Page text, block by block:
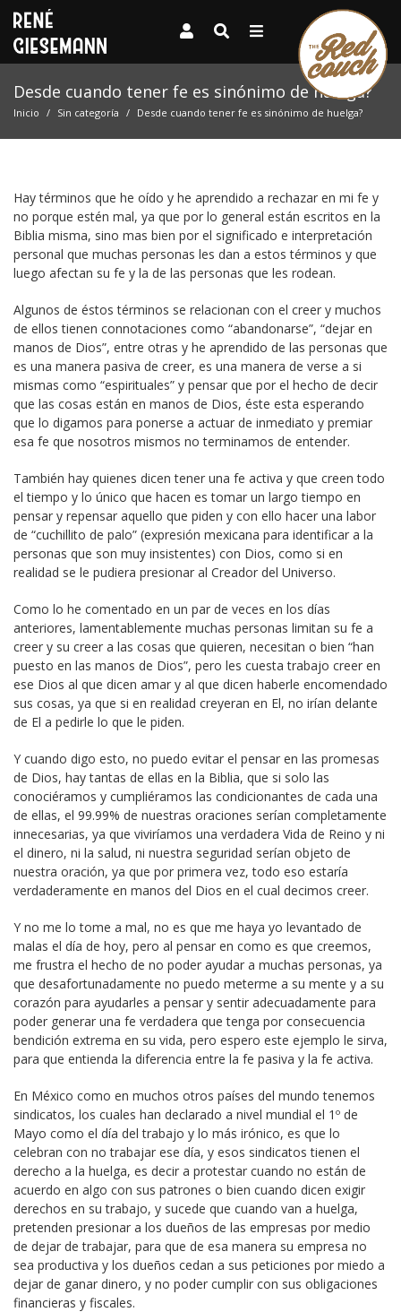
Desde cuando tener fe es sinónimo de huelga?
Inicio Sin categoría Desde cuando tener fe es sinónimo de huelga?
Hay términos que he oído y he aprendido a rechazar en mi fe y
no porque estén mal, ya que por lo general están escritos en la
Biblia misma, sino mas bien por el significado e interpretación
personal que muchas personas les dan a estos términos y que
luego afectan su fe y la de las personas que les rodean.
Algunos de éstos términos se relacionan con el creer y muchos
de ellos tienen connotaciones como “abandonarse”, “dejar en
manos de Dios”, entre otras y he aprendido de las personas que
es una manera pasiva de creer, es una manera de verse a si
mismas como “espirituales” y pensar que por el hecho de decir
que las cosas están en manos de Dios, éste esta esperando
que lo digamos para ponerse a actuar de inmediato y premiar
esa fe que nosotros mismos no terminamos de entender.
También hay quienes dicen tener una fe activa y que creen todo
el tiempo y lo único que hacen es tomar un largo tiempo en
pensar y repensar aquello que piden y con ello hacer una labor
de “cuchillito de palo” (expresión mexicana para identificar a la
personas que son muy insistentes) con Dios, como si en
realidad se le pudiera presionar al Creador del Universo.
Como lo he comentado en un par de veces en los días
anteriores, lamentablemente muchas personas limitan su fe a
creer y su creer a las cosas que quieren, necesitan o bien “han
puesto en las manos de Dios”, pero les cuesta trabajo creer en
ese Dios al que dicen amar y al que dicen haberle encomendado
sus cosas, ya que si en realidad creyeran en El, no irían delante
de El a pedirle lo que le piden.
Y cuando digo esto, no puedo evitar el pensar en las promesas
de Dios, hay tantas de ellas en la Biblia, que si solo las
conociéramos y cumpliéramos las condicionantes de cada una
de ellas, el 99.99% de nuestras oraciones serían completamente
innecesarias, ya que viviríamos una verdadera Vida de Reino y ni
el dinero, ni la salud, ni nuestra seguridad serían objeto de
nuestra oración, ya que por primera vez, todo eso estaría
verdaderamente en manos del Dios en el cual decimos creer.
Y no me lo tome a mal, no es que me haya yo levantado de
malas el día de hoy, pero al pensar en como es que creemos,
me frustra el hecho de no poder ayudar a muchas personas, ya
que desafortunadamente no puedo meterme a su mente y a su
corazón para ayudarles a pensar y sentir adecuadamente para
poder generar una fe verdadera que tenga por consecuencia
bendición extrema en su vida, pero espero este ejemplo le sirva,
para que entienda la diferencia entre la fe pasiva y la fe activa.
En México como en muchos otros países del mundo tenemos
sindicatos, los cuales han declarado a nivel mundial el 1º de
Mayo como el día del trabajo y lo más irónico, es que lo
celebran con no trabajar ese día, y esos sindicatos tienen el
derecho a la huelga, es decir a protestar cuando no están de
acuerdo en algo con sus patrones o bien cuando dicen exigir
derechos en su trabajo, y sucede que cuando van a huelga,
pretenden presionar a los dueños de las empresas por medio
de dejar de trabajar, para que de esa manera su empresa no
sea productiva y los dueños cedan a sus peticiones por miedo a
dejar de ganar dinero, y no poder cumplir con sus obligaciones
financieras y fiscales.